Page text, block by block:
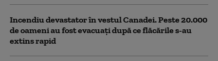
Incendiu devastator în vestul Canadei. Peste 20.000
de oameni au fost evacuați după ce flăcările s-au
extins rapid